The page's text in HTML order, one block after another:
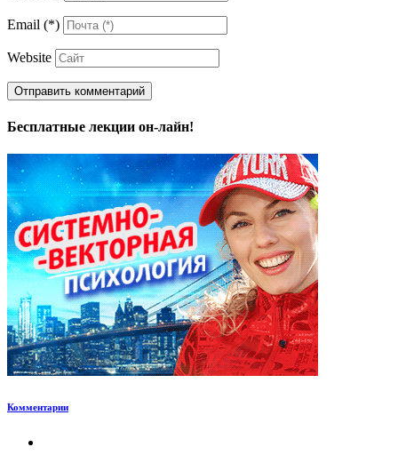
Email (*)
Website
Бесплатные лекции он-лайн!
Комментарии